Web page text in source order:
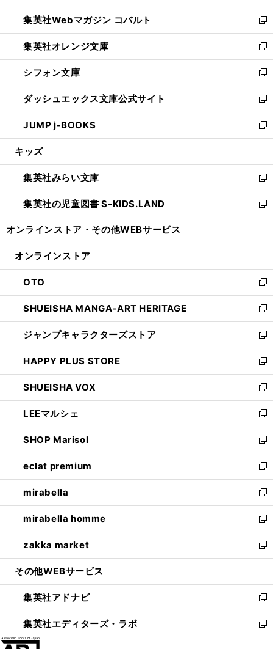
開
く
ウ
で
開
く
ン
ド
ウ
で
開
く
ウ
ィ
ン
ド
ウ
で
開
く
集英社Webマガジン コバルト
新
し
い
ウ
ィ
ン
ド
ウ
で
開
集英社オレンジ文庫
新
し
い
ウ
ィ
ン
ド
ウ
開
く
シフォン文庫
新
し
い
ウ
ィ
ン
ウ
で
開
く
ダッシュエックス文庫公式サイト
新
し
い
ウ
ン
ド
ウ
で
JUMP j-BOOKS
新
し
ウ
ィ
ン
ド
開
キッズ
集英社みらい文庫
新
し
い
ン
ウ
で
開
く
集英社の児童図書 S-KIDS.LAND
新
ウ
ン
ド
ウ
で
開
く
オンラインストア・ その他WEBサービス
オンラインストア
OTO
新
し
い
ウ
ィ
ン
ド
ウ
で
開
く
SHUEISHA MANGA-ART HERITAGE
新
し
い
ウ
ィ
ン
ド
ウ
で
開
く
ジャンプキャラクターズストア
新
し
い
ウ
ィ
ン
ド
ウ
で
開
く
HAPPY PLUS STORE
新
し
い
ウ
ィ
ン
ド
ウ
で
開
く
SHUEISHA VOX
新
し
い
ウ
ィ
ン
ド
ウ
で
開
く
LEEマルシェ
新
し
い
ウ
ィ
ン
ド
ウ
で
開
く
SHOP Marisol
新
し
い
ウ
ィ
ン
ド
ウ
で
開
eclat premium
新
し
い
ウ
ィ
ン
ド
ウ
開
く
mirabella
新
し
い
ウ
ィ
ン
ウ
で
開
く
mirabella homme
新
し
い
ウ
ン
ド
ウ
で
zakka market
新
し
ウ
ィ
ン
ド
その他WEBサービス
集英社アドナビ
新
し
い
集英社エディターズ・ラボ
新